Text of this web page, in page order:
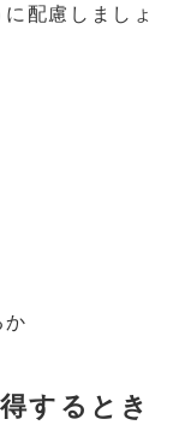
配慮しましょ
か
するとき